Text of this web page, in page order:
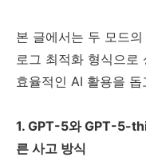
본 글에서는 두 모드
로그 최적화 형식으로
효율적인 AI 활용을 돕
1. GPT-5와 GPT-5-
른 사고 방식